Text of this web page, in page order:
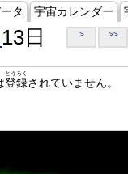
タ 宇宙カレンダー
13日 > >>
登録
とうろく
されていません。